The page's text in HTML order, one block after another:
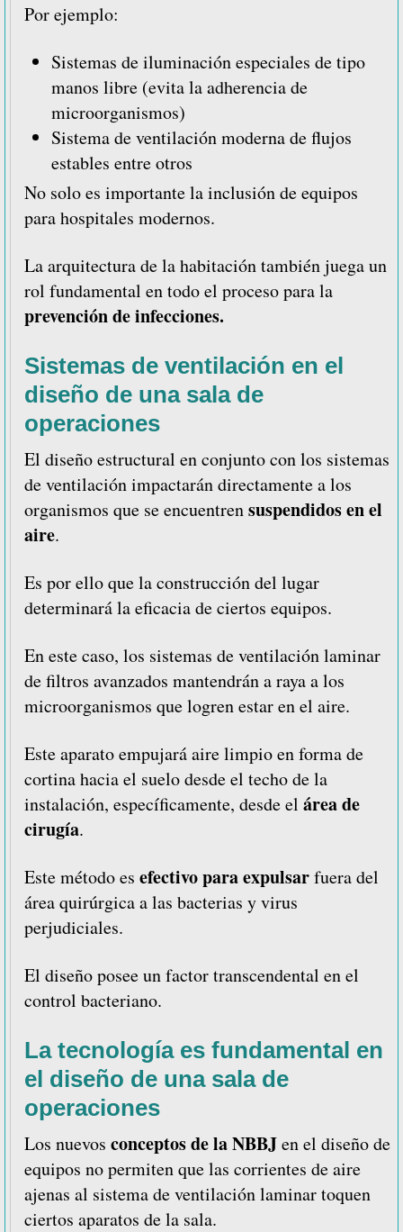
Por ejemplo:
Sistemas de iluminación especiales de tipo
manos libre (evita la adherencia de
microorganismos)
Sistema de ventilación moderna de flujos
estables entre otros
No solo es importante la inclusión de equipos
para hospitales modernos.
La arquitectura de la habitación también juega un
rol fundamental en todo el proceso para la
prevención de infecciones.
Sistemas de ventilación en el
diseño de una sala de
operaciones
El diseño estructural en conjunto con los sistemas
de ventilación impactarán directamente a los
organismos que se encuentrensuspendidos en el
aire.
Es por ello que la construcción del lugar
determinará la eficacia de ciertos equipos.
En este caso, los sistemas de ventilación laminar
de filtros avanzados mantendrán a raya a los
microorganismos que logren estar en el aire.
Este aparato empujará aire limpio en forma de
cortina hacia el suelo desde el techo de la
instalación, específicamente, desde el área de
cirugía.
Este método es efectivo para expulsarfuera del
área quirúrgica a las bacterias y virus
perjudiciales.
El diseño posee un factor transcendental en el
control bacteriano.
La tecnología es fundamental en
el diseño de una sala de
operaciones
Los nuevos conceptos de la NBBJen el diseño de
equipos no permiten que las corrientes de aire
ajenas al sistema de ventilación laminar toquen
ciertos aparatos de la sala.